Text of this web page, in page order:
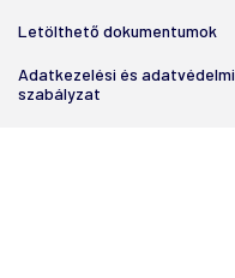
Letölthető dokumentumok
Adatkezelési és adatvédelmi
szabályzat